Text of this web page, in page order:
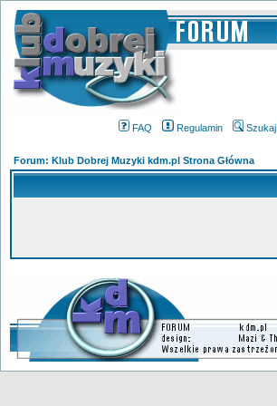
FAQ Regulamin Szukaj
Forum: Klub Dobrej Muzyki kdm.pl Strona Główna